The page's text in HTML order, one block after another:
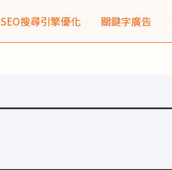
SEO搜尋引擎優化 關鍵字廣告